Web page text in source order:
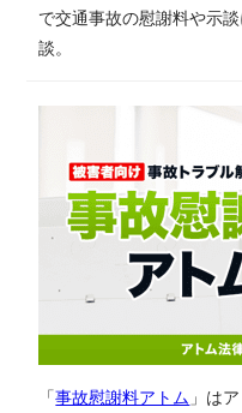
で交通事故の慰謝料や示
談。
「事故慰謝料アトム 」は